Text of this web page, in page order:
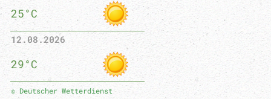
25°C
12.08.2026
29°C
© Deutscher Wetterdienst